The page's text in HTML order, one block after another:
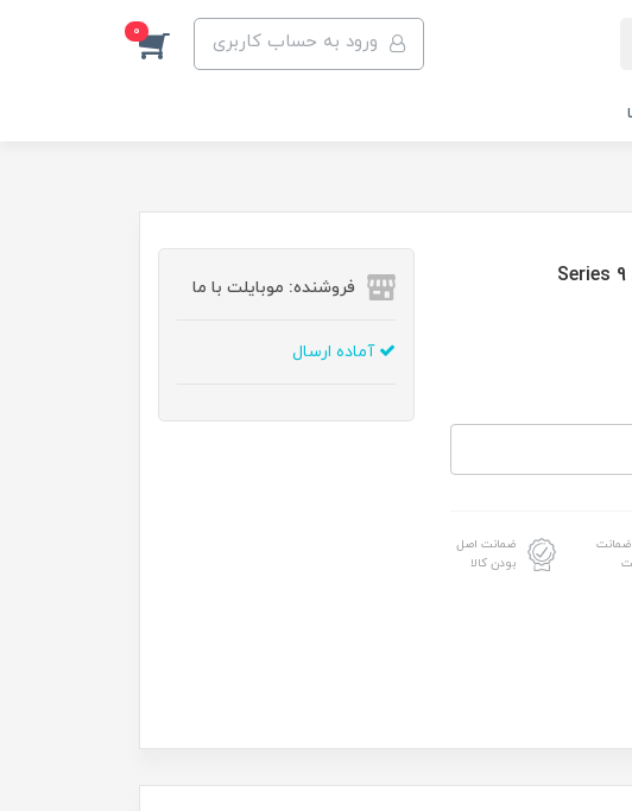
ورود به حساب کاربری 0
ضمانت
ضمانت اصل
بودن کالا
فروشنده: موبایلت با ما
آماده ارسال